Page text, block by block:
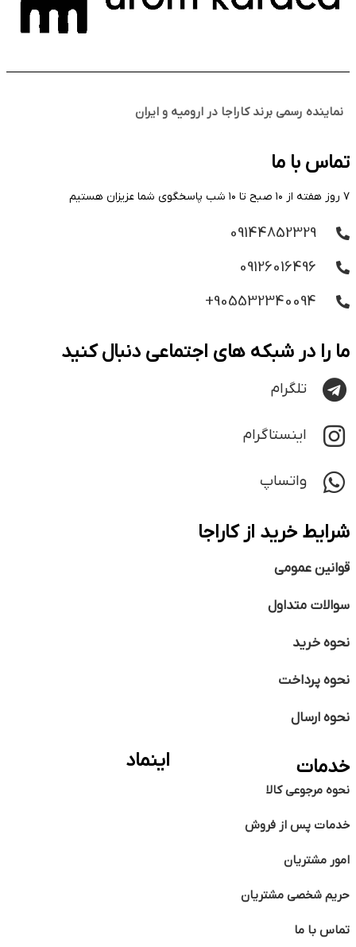
نماینده رسمی برند کاراجا در ارومیه و ایران
تماس با ما
۷ روز هفته از ۱۰ صبح تا ۱۰ شب پاسخگوی شما عزیزان هستیم
09144852329
09126016496
905532340094+
ما را در شبکه های اجتماعی دنبال کنید
تلگرام
اینستاگرام
واتساپ
شرایط خرید از کاراجا
قوانین عمومی
سوالات متداول
نحوه خرید
نحوه پرداخت
نحوه ارسال
خدمات
نحوه مرجوعی کالا
خدمات پس از فروش
امور مشتریان
حریم شخصی مشتریان
تماس با ما
اینماد